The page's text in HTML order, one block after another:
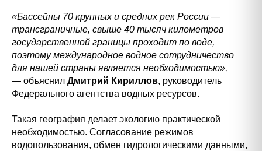
«Бассейны 70 крупных и средних рек России —
трансграничные, свыше 40 тысяч километров
государственной границы проходит по воде,
поэтому международное водное сотрудничество
для нашей страны является необходимостью»,
— объяснил Дмитрий Кириллов, руководитель
Федерального агентства водных ресурсов.
Такая география делает экологию практической
необходимостью. Согласование режимов
водопользования, обмен гидрологическими данными,